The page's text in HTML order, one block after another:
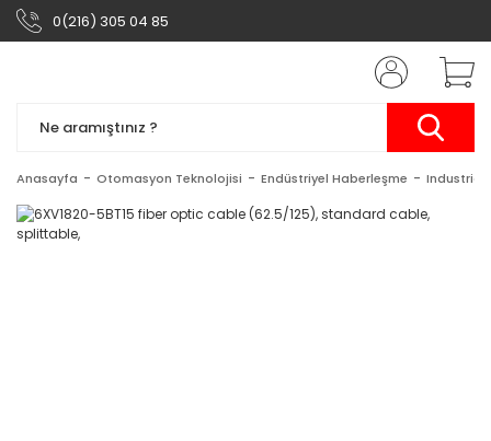
0(216) 305 04 85
Anasayfa Otomasyon Teknolojisi Endüstriyel Haberleşme Industrial